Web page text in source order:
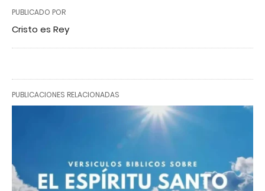
PUBLICADO POR
Cristo es Rey
PUBLICACIONES RELACIONADAS